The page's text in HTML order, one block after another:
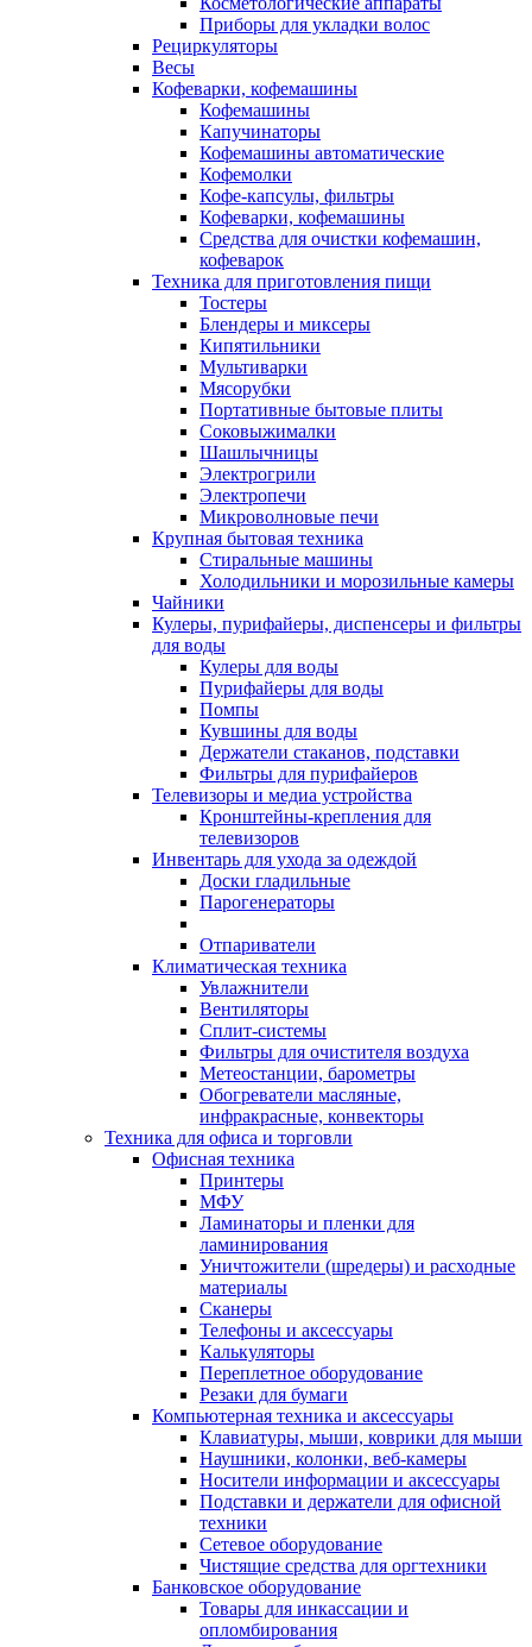
Приборы для укладки волос
Рециркуляторы
Весы
Кофеварки, кофемашины
Кофемашины
Капучинаторы
Кофемашины автоматические
Кофемолки
Кофе-капсулы, фильтры
Кофеварки, кофемашины
Средства для очистки кофемашин,
кофеварок
Техника для приготовления пищи
Тостеры
Блендеры и миксеры
Кипятильники
Мультиварки
Мясорубки
Портативные бытовые плиты
Соковыжималки
Шашлычницы
Электрогрили
Электропечи
Микроволновые печи
Крупная бытовая техника
Стиральные машины
Холодильники и морозильные камеры
Чайники
Кулеры, пурифайеры, диспенсеры и фильтры
для воды
Кулеры для воды
Пурифайеры для воды
Помпы
Кувшины для воды
Держатели стаканов, подставки
Фильтры для пурифайеров
Телевизоры и медиа устройства
Кронштейны-крепления для
телевизоров
Инвентарь для ухода за одеждой
Доски гладильные
Парогенераторы
Отпариватели
Климатическая техника
Увлажнители
Вентиляторы
Сплит-системы
Фильтры для очистителя воздуха
Метеостанции, барометры
Обогреватели масляные,
инфракрасные, конвекторы
Техника для офиса и торговли
Офисная техника
Принтеры
МФУ
Ламинаторы и пленки для
ламинирования
Уничтожители (шредеры) и расходные
материалы
Сканеры
Телефоны и аксессуары
Калькуляторы
Переплетное оборудование
Резаки для бумаги
Компьютерная техника и аксессуары
Клавиатуры, мыши, коврики для мыши
Наушники, колонки, веб-камеры
Носители информации и аксессуары
Подставки и держатели для офисной
техники
Сетевое оборудование
Чистящие средства для оргтехники
Банковское оборудование
Товары для инкассации и
опломбирования